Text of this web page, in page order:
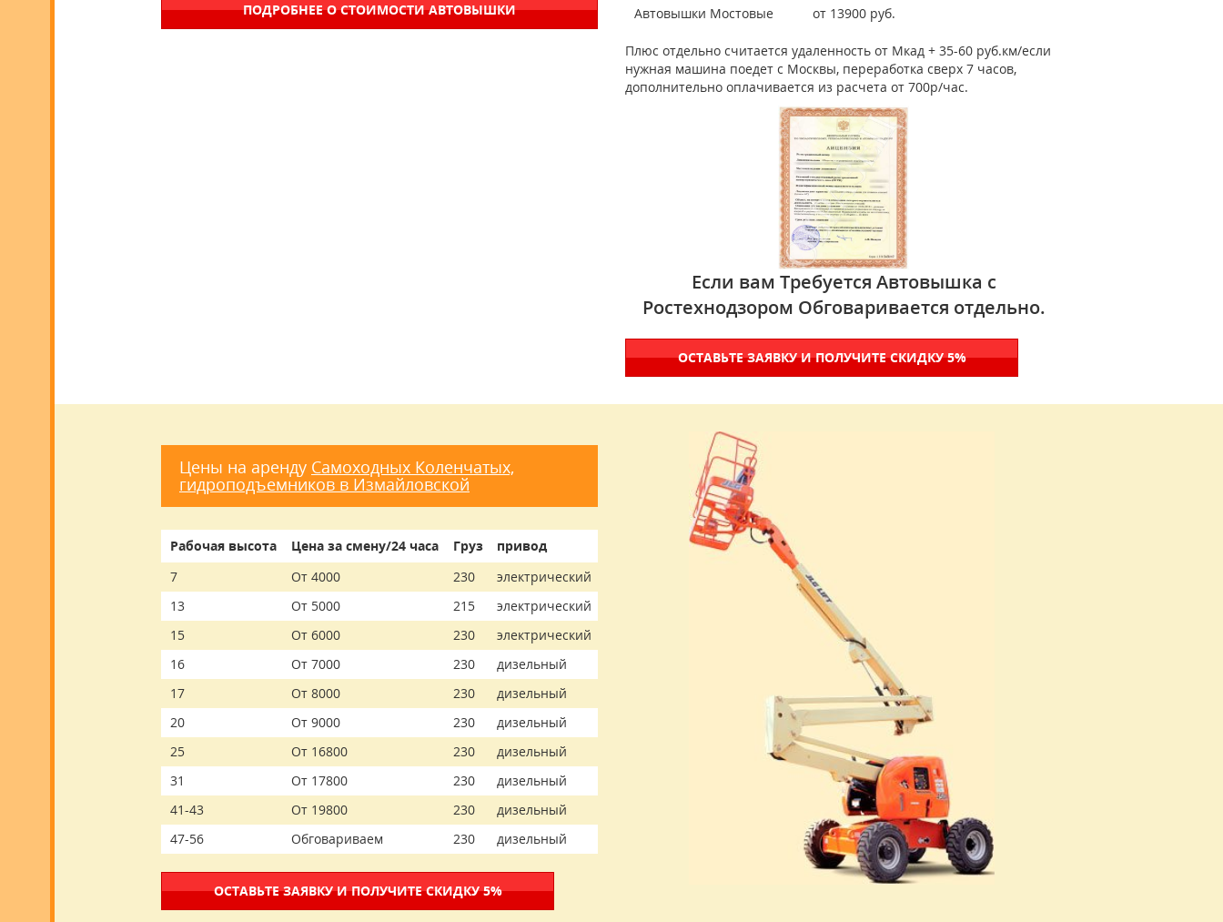
ПОДРОБНЕЕ О СТОИМОСТИ АВТОВЫШКИ
Автовышки Мостовые
от 13900 руб.
Плюс отдельно считается удаленность от Мкад + 35-60 руб.км/если
нужная машина поедет с Москвы, переработка сверх 7 часов,
дополнительно оплачивается из расчета от 700р/час.
Если вам Требуется Автовышка с
Ростехнодзором Обговаривается отдельно.
ОСТАВЬТЕ ЗАЯВКУ И ПОЛУЧИТЕ СКИДКУ 5%
Цены на аренду Самоходных Коленчатых,
гидроподъемников в Измайловской
Рабочая высота Цена за смену/24 часа Груз
привод
7
От 4000 230
электрический
13
От 5000 215
электрический
15
От 6000 230
электрический
16
От 7000 230
дизельный
17
От 8000 230
дизельный
20
От 9000 230
дизельный
25
От 16800 230
дизельный
31
От 17800 230
дизельный
41-43
От 19800 230
дизельный
47-56
Обговариваем 230 дизельный
ОСТАВЬТЕ ЗАЯВКУ И ПОЛУЧИТЕ СКИДКУ 5%